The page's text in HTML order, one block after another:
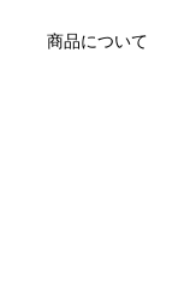
商品について